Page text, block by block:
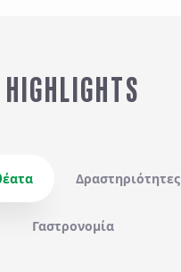
HIGHLIGHTS
Δραστηριότητες
Γαστρονομία